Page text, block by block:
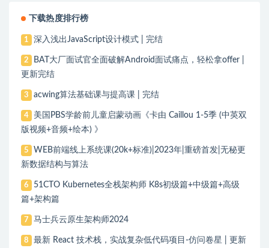
下载热度排行榜
1 深入浅出JavaScript设计模式 | 完结
2
BAT大厂面试官全面破解Android面试痛点，轻松拿offer |
更新完结
3 acwing算法基础课与提高课 | 完结
4
美国PBS学龄前儿童启蒙动画《卡由 Caillou 1-5季 (中英双
版视频+音频+绘本) 》
5
WEB前端线上系统课(20k+标准)|2023年|重磅首发|无秘更
新数据结构与算法
6
51CTO Kubernetes全栈架构师 K8s初级篇+中级篇+高级
篇+架构篇
7 马士兵云原生架构师2024
8 最新 React 技术栈，实战复杂低代码项目-仿问卷星 | 更新